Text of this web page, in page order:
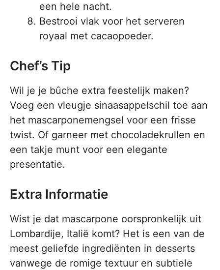
een hele nacht.
Bestrooi vlak voor het serveren
royaal met cacaopoeder.
Chef’s Tip
Wil je je bûche extra feestelijk maken?
Voeg een vleugje sinaasappelschil toe aan
het mascarponemengsel voor een frisse
twist. Of garneer met chocoladekrullen en
een takje munt voor een elegante
presentatie.
Extra Informatie
Wist je dat mascarpone oorspronkelijk uit
Lombardije, Italië komt? Het is een van de
meest geliefde ingrediënten in desserts
vanwege de romige textuur en subtiele